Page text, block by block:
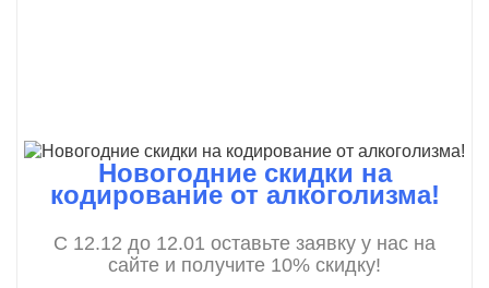
Новогодние скидки на
кодирование от алкоголизма!
С 12.12 до 12.01 оставьте заявку у нас на
сайте и получите 10% скидку!